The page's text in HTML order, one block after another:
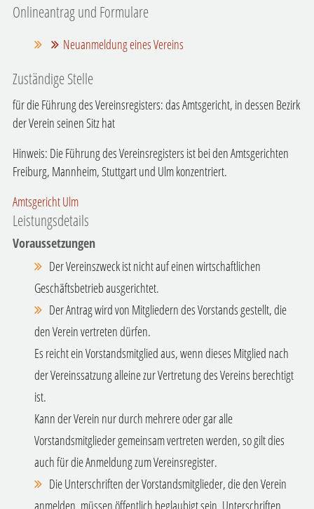
Onlineantrag und Formulare
Neuanmeldung eines Vereins
Zuständige Stelle
für die Führung des Vereinsregisters: das Amtsgericht, in dessen Bezirk
der Verein seinen Sitz hat
Hinweis: Die Führung des Vereinsregisters ist bei den Amtsgerichten
Freiburg, Mannheim, Stuttgart und Ulm konzentriert.
Amtsgericht Ulm
Leistungsdetails
Voraussetzungen
Der Vereinszweck ist nicht auf einen wirtschaftlichen
Geschäftsbetrieb ausgerichtet.
Der Antrag wird von Mitgliedern des Vorstands gestellt, die
den Verein vertreten dürfen.
Es reicht ein Vorstandsmitglied aus, wenn dieses Mitglied nach
der Vereinssatzung alleine zur Vertretung des Vereins berechtigt
ist.
Kann der Verein nur durch mehrere oder gar alle
Vorstandsmitglieder gemeinsam vertreten werden, so gilt dies
auch für die Anmeldung zum Vereinsregister.
Die Unterschriften der Vorstandsmitglieder, die den Verein
anmelden, müssen öffentlich beglaubigt sein. Unterschriften